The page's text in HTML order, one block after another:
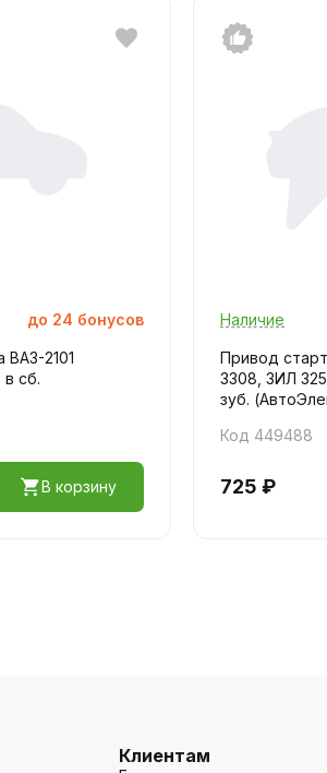
до 24 бонусов
ВАЗ-2101
сб.
В корзину
Наличие
Привод
3308, ЗИЛ
зуб.
Код 449488
725 ₽
Клиентам